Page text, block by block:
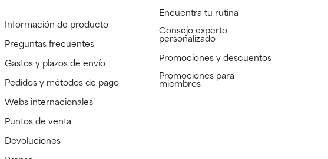
Información de producto
Preguntas frecuentes
Gastos y plazos de envío
Pedidos y métodos de pago
Webs internacionales
Puntos de venta
Devoluciones
Encuentra tu rutina
Consejo experto
personalizado
Promociones y descuentos​
Promociones para
miembros